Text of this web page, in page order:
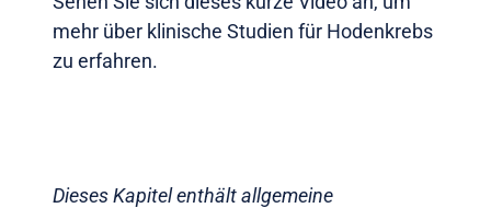
mehr über klinische Studien für Hodenkrebs
zu erfahren.
Dieses Kapitel enthält allgemeine